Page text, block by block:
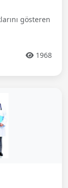
gösteren
1968